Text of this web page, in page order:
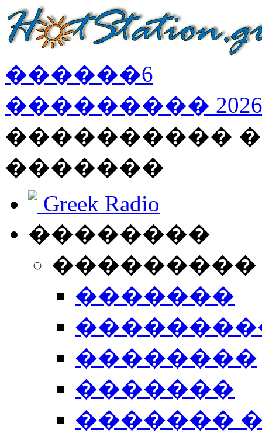
������6
��������� 2026
����������
�������
Greek Radio
��������
�������
��������
�������
�������